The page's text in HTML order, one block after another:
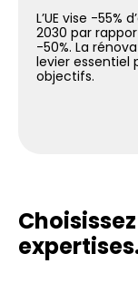
L’UE vise -55%
2030 par
-50%. La
levier essentiel
objectifs.